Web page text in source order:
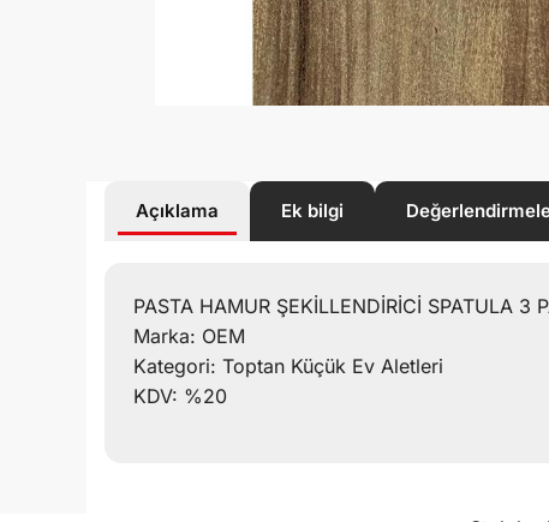
Açıklama Ek bilgi
PASTA HAMUR ŞEKİLLENDİRİCİ SPATULA 3
Marka: OEM
Kategori: Toptan Küçük Ev Aletleri
KDV: %20